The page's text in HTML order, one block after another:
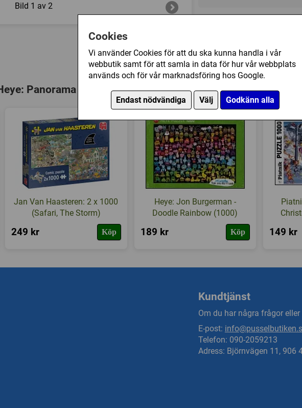
Cookies
Vi använder Cookies för att du ska kunna handla i vår
webbutik samt för att samla in data för hur vår webbplats
används och för vår marknadsföring hos Google.
Endast nödvändiga Välj Godkänn alla
Bild 1 av 2
Ej tillgänglig
Panorama - Loup, Ballooning (1000) har också köpt
Jan Van Haasteren: 2 x 1000
(Safari, The Storm)
249 kr Köp
Heye: Jon Burgerman -
Doodle Rainbow (1000)
189 kr Köp 149 kr
Kundtjänst
Om du har några frågor
E-post:
Telefon: 090-2059213
Adress: Björnvägen 11, 906